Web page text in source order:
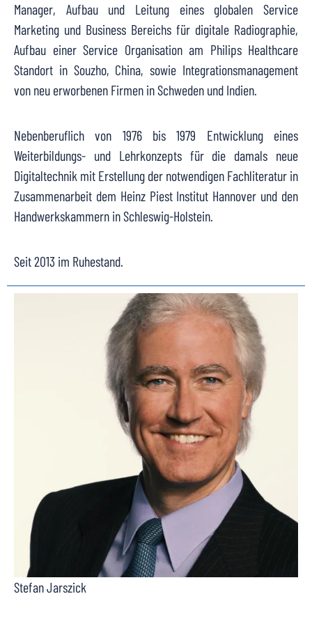
Manager, Aufbau und Leitung eines globalen Service
Marketing und Business Bereichs für digitale Radiographie,
Aufbau einer Service Organisation am Philips Healthcare
Standort in Souzho, China, sowie Integrationsmanagement
von neu erworbenen Firmen in Schweden und Indien.
Nebenberuflich von 1976 bis 1979 Entwicklung eines
Weiterbildungs- und Lehrkonzepts für die damals neue
Digitaltechnik mit Erstellung der notwendigen Fachliteratur in
Zusammenarbeit dem Heinz Piest Institut Hannover und den
Handwerkskammern in Schleswig-Holstein.
Seit 2013 im Ruhestand.
Stefan Jarszick